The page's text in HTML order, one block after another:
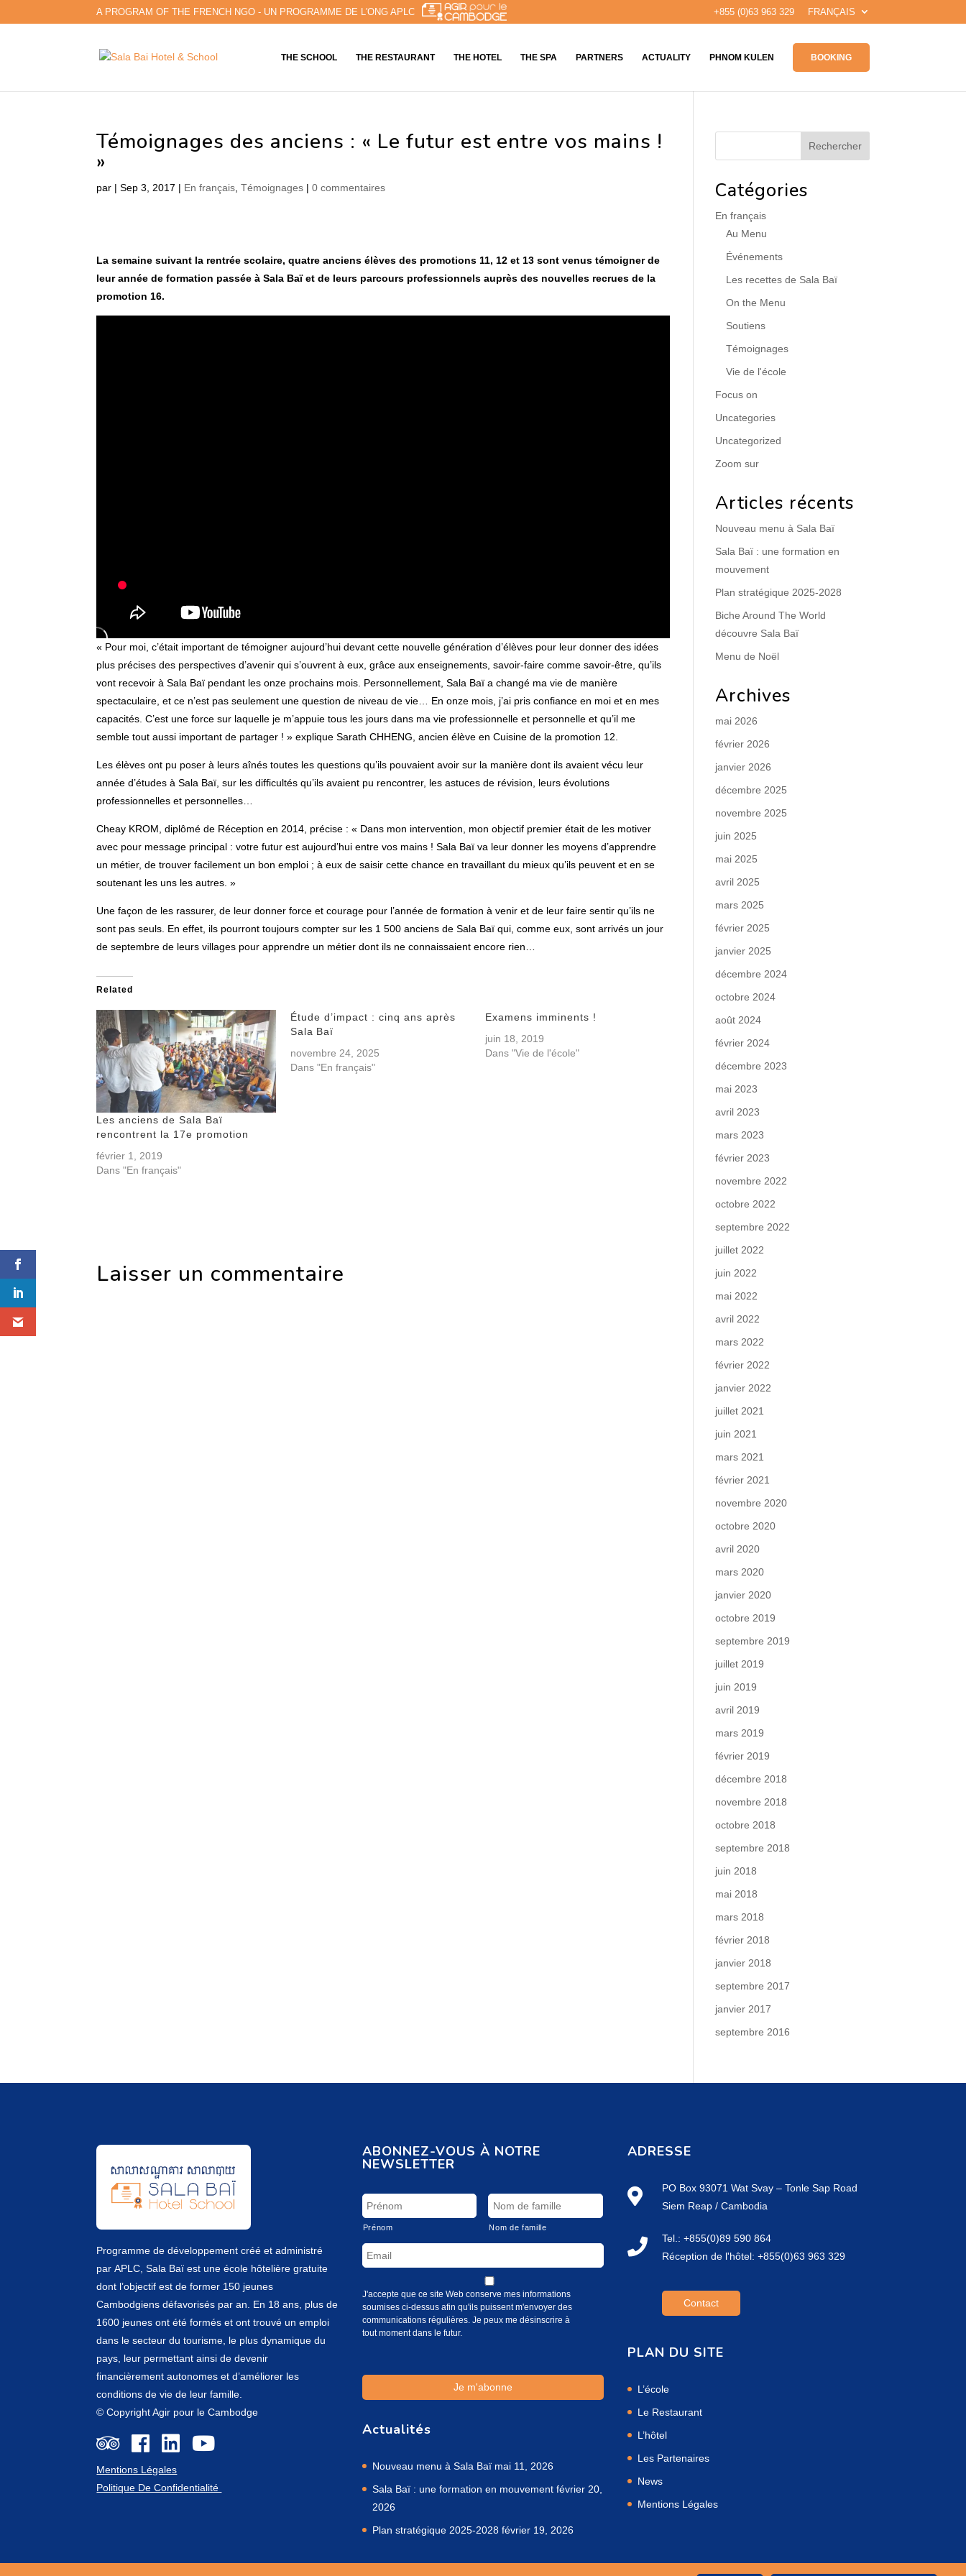
A PROGRAM OF THE FRENCH NGO - UN PROGRAMME DE L'ONG APLC +855 (0)63 963 329 FRANÇAIS
THE SCHOOL THE RESTAURANT THE HOTEL THE SPA PARTNERS ACTUALITY PHNOM KULEN BOOKING
Témoignages des anciens : « Le futur est entre vos mains !
»
par |Sep 3, 2017 | En français ,Témoignages |0 commentaires
La semaine suivant la rentrée scolaire, quatre anciens élèves des promotions 11, 12 et 13 sont venus témoigner de
leur année de formation passée à Sala Baï et de leurs parcours professionnels auprès des nouvelles recrues de la
promotion 16.
« Pour moi, c’était important de témoigner aujourd’hui devant cette nouvelle génération d’élèves pour leur donner des idées
plus précises des perspectives d’avenir qui s’ouvrent à eux, grâce aux enseignements, savoir-faire comme savoir-être, qu’ils
vont recevoir à Sala Baï pendant les onze prochains mois. Personnellement, Sala Baï a changé ma vie de manière
spectaculaire, et ce n’est pas seulement une question de niveau de vie… En onze mois, j’ai pris confiance en moi et en mes
capacités. C’est une force sur laquelle je m’appuie tous les jours dans ma vie professionnelle et personnelle et qu’il me
semble tout aussi important de partager ! » explique Sarath CHHENG, ancien élève en Cuisine de la promotion 12.
Les élèves ont pu poser à leurs aînés toutes les questions qu’ils pouvaient avoir sur la manière dont ils avaient vécu leur
année d’études à Sala Baï, sur les difficultés qu’ils avaient pu rencontrer, les astuces de révision, leurs évolutions
professionnelles et personnelles…
Cheay KROM, diplômé de Réception en 2014, précise : « Dans mon intervention, mon objectif premier était de les motiver
avec pour message principal : votre futur est aujourd’hui entre vos mains ! Sala Baï va leur donner les moyens d’apprendre
un métier, de trouver facilement un bon emploi ; à eux de saisir cette chance en travaillant du mieux qu’ils peuvent et en se
soutenant les uns les autres. »
Une façon de les rassurer, de leur donner force et courage pour l’année de formation à venir et de leur faire sentir qu’ils ne
sont pas seuls. En effet, ils pourront toujours compter sur les 1 500 anciens de Sala Baï qui, comme eux, sont arrivés un jour
de septembre de leurs villages pour apprendre un métier dont ils ne connaissaient encore rien…
Related
Les anciens de Sala Baï
rencontrent la 17e promotion
février 1, 2019
Dans "En français"
Étude d’impact : cinq ans après
Sala Baï
novembre 24, 2025
Dans "En français"
Examens imminents !
juin 18, 2019
Dans "Vie de l'école"
Laisser un commentaire
Catégories
En français
Au Menu
Événements
Les recettes de Sala Baï
On the Menu
Soutiens
Témoignages
Vie de l'école
Focus on
Uncategories
Uncategorized
Zoom sur
Articles récents
Nouveau menu à Sala Baï
Sala Baï : une formation en
mouvement
Plan stratégique 2025-2028
Biche Around The World
découvre Sala Baï
Menu de Noël
Archives
mai 2026
février 2026
janvier 2026
décembre 2025
novembre 2025
juin 2025
mai 2025
avril 2025
mars 2025
février 2025
janvier 2025
décembre 2024
octobre 2024
août 2024
février 2024
décembre 2023
mai 2023
avril 2023
mars 2023
février 2023
novembre 2022
octobre 2022
septembre 2022
juillet 2022
juin 2022
mai 2022
avril 2022
mars 2022
février 2022
janvier 2022
juillet 2021
juin 2021
mars 2021
février 2021
novembre 2020
octobre 2020
avril 2020
mars 2020
janvier 2020
octobre 2019
septembre 2019
juillet 2019
juin 2019
avril 2019
mars 2019
février 2019
décembre 2018
novembre 2018
octobre 2018
septembre 2018
juin 2018
mai 2018
mars 2018
février 2018
janvier 2018
septembre 2017
janvier 2017
septembre 2016
Programme de développement créé et administré
parAPLC , Sala Baï est une école hôtelière gratuite
dont l’objectif est de former 150 jeunes
Cambodgiens défavorisés par an. En 18 ans, plus de
1600 jeunes ont été formés et ont trouvé un emploi
dans le secteur du tourisme, le plus dynamique du
pays, leur permettant ainsi de devenir
financièrement autonomes et d’améliorer les
conditions de vie de leur famille.
© Copyright Agir pour le Cambodge
Mentions Légales
Politique De Confidentialité
ABONNEZ-VOUS À NOTRE
NEWSLETTER
Prénom Nom de famille
J'accepte que ce site Web conserve mes informations
soumises ci-dessus afin qu'ils puissent m'envoyer des
communications régulières. Je peux me désinscrire à
tout moment dans le futur.
Actualités
Nouveau menu à Sala Baï mai 11, 2026
Sala Baï : une formation en mouvement février 20,
2026
Plan stratégique 2025-2028 février 19, 2026
ADRESSE
PO Box 93071 Wat Svay – Tonle Sap Road
Siem Reap / Cambodia
Tel.: +855(0)89 590 864
Réception de l'hôtel: +855(0)63 963 329
Contact
PLAN DU SITE
L’école
Le Restaurant
L’hôtel
Les Partenaires
News
Mentions Légales